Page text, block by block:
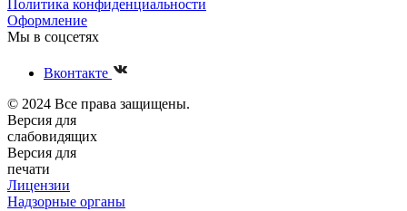
Политика конфиденциальности
Оформление
Мы в соцсетях
Вконтакте
© 2024 Все права защищены.
Версия для
слабовидящих
Версия для
печати
Лицензии
Надзорные органы